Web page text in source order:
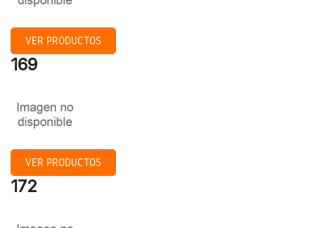
VER PRODUCTOS
169
VER PRODUCTOS
172